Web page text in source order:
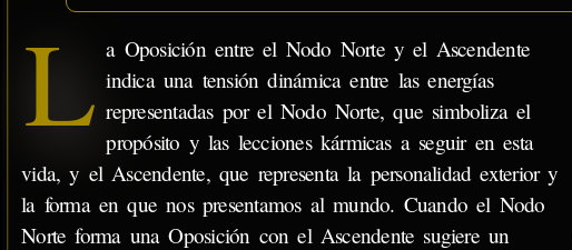
L a Oposición entre el Nodo Norte y el Ascendente
indica una tensión dinámica entre las energías
representadas por el Nodo Norte, que simboliza el
propósito y las lecciones kármicas a seguir en esta
vida, y el Ascendente, que representa la personalidad exterior y
la forma en que nos presentamos al mundo. Cuando el Nodo
Norte forma una Oposición con el Ascendente sugiere un